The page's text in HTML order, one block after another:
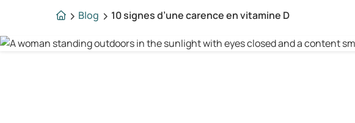
Blog 10 signes d’une carence en vitamine D